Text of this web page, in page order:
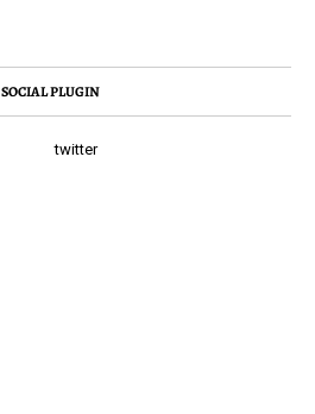
SOCIAL PLUGIN
twitter